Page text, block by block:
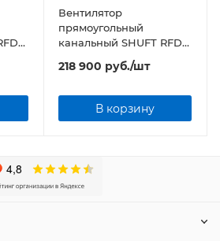
Вентилятор
прямоугольный
канальный SHUFT RFD
1000х500-4 VIM
218 900 руб./шт
В корзину